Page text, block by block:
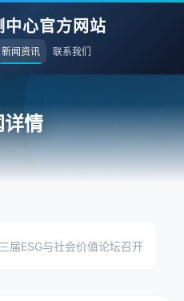
心官方网站
新闻资讯 联系我们
详情
届ESG与社会价值论坛召开